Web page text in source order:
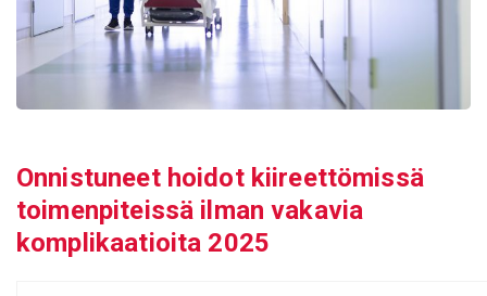
Onnistuneet hoidot kiireettömissä
toimenpiteissä ilman vakavia
komplikaatioita 2025